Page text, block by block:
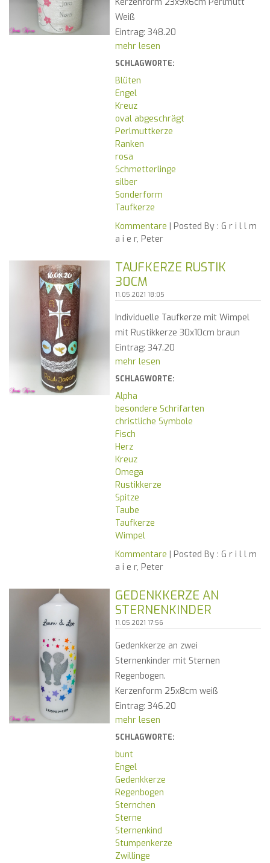
Weiß
Eintrag: 348.20
mehr lesen
SCHLAGWORTE:
Blüten
Engel
Kreuz
oval abgeschrägt
Perlmuttkerze
Ranken
rosa
Schmetterlinge
silber
Sonderform
Taufkerze
Kommentare | Posted By : G r i l l m
a i e r, Peter
TAUFKERZE RUSTIK
30CM
11.05.2021 18:05
Individuelle Taufkerze mit Wimpel
mit Rustikkerze 30x10cm braun
Eintrag: 347.20
mehr lesen
SCHLAGWORTE:
Alpha
besondere Schrifarten
christliche Symbole
Fisch
Herz
Kreuz
Omega
Rustikkerze
Spitze
Taube
Taufkerze
Wimpel
Kommentare | Posted By : G r i l l m
a i e r, Peter
GEDENKKERZE AN
STERNENKINDER
11.05.2021 17:56
Gedenkkerze an zwei
Sternenkinder mit Sternen
Regenbogen.
Kerzenform 25x8cm weiß
Eintrag: 346.20
mehr lesen
SCHLAGWORTE:
bunt
Engel
Gedenkkerze
Regenbogen
Sternchen
Sterne
Sternenkind
Stumpenkerze
Zwillinge